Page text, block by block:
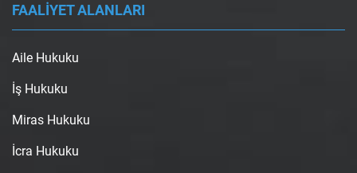
FAALİYET ALANLARI
Aile Hukuku
İş Hukuku
Miras Hukuku
İcra Hukuku